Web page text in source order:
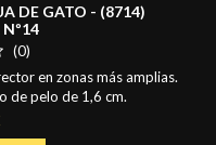
DE GATO - (8714)
Nº14
(0)
en zonas más amplias.
de pelo de 1,6 cm.